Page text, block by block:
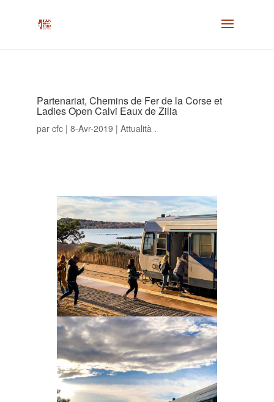
Partenariat, Chemins de Fer de la Corse et
Ladies Open Calvi Eaux de Zilia
par cfc| 8-Avr-2019 | Attualità .